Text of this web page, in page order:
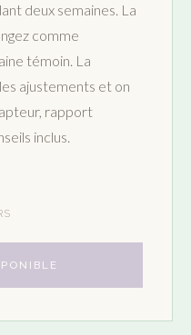
deux semaines. La
comme
témoin. La
ajustements et on
rapport
inclus.